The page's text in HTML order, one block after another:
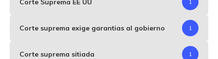
Corte Suprema EE UU 1
Corte suprema exige garantias al gobierno 1
Corte suprema sitiada 1